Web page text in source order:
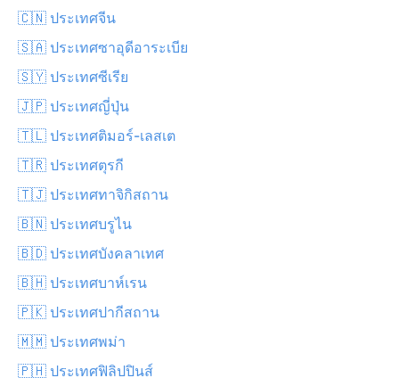
🇨🇳 ประเทศจีน
🇸🇦 ประเทศซาอุดีอาระเบีย
🇸🇾 ประเทศซีเรีย
🇯🇵 ประเทศญี่ปุ่น
🇹🇱 ประเทศติมอร์-เลสเต
🇹🇷 ประเทศตุรกี
🇹🇯 ประเทศทาจิกิสถาน
🇧🇳 ประเทศบรูไน
🇧🇩 ประเทศบังคลาเทศ
🇧🇭 ประเทศบาห์เรน
🇵🇰 ประเทศปากีสถาน
🇲🇲 ประเทศพม่า
🇵🇭 ประเทศฟิลิปปินส์